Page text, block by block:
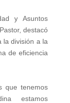
y Asuntos
destacó
la división a la
de eficiencia
que tenemos
estamos